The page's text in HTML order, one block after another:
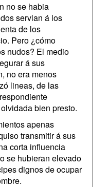
no se habia
servian á los
de los
Pero ¿cómo
nudos? El medio
á sus
no era menos
lineas, de las
bien presto.
apenas
transmitir á sus
corta influencia
se hubieran elevado
dignos de ocupar